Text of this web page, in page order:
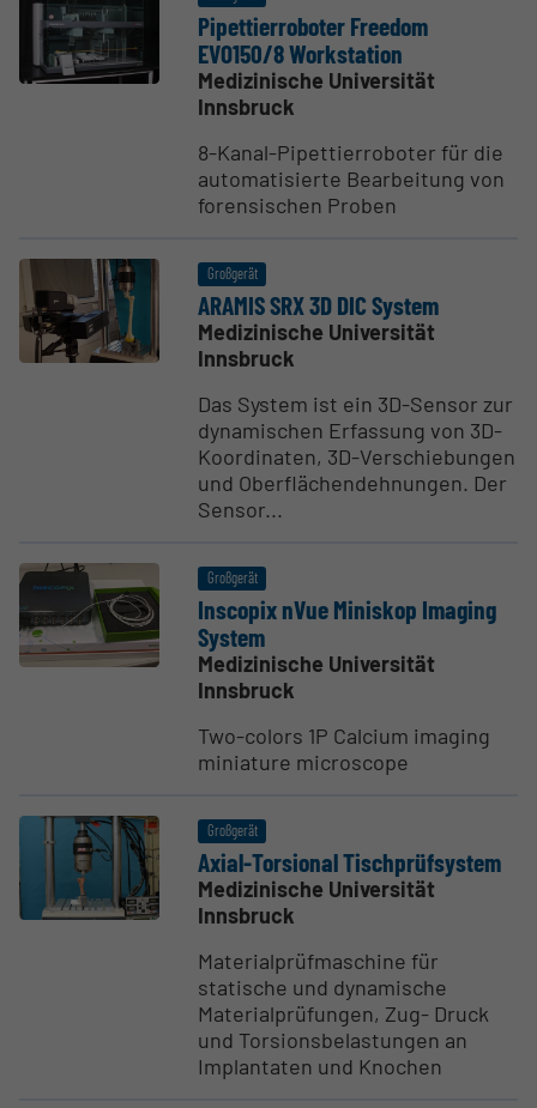
Pipet­tier­ro­boter Freedom
EVO150/8 Workstation
Medizinische Universität
Innsbruck
8-Kanal-Pipettierroboter für die
automatisierte Bearbeitung von
forensischen Proben
Großgerät
ARAMIS SRX 3D DIC System
Medizinische Universität
Innsbruck
Das System ist ein 3D-Sensor zur
dynamischen Erfassung von 3D-
Koordinaten, 3D-Verschiebungen
und Oberflächendehnungen. Der
Sensor...
Großgerät
Inscopix nVue Miniskop Imaging
System
Medizinische Universität
Innsbruck
Two-colors 1P Calcium imaging
miniature microscope
Großgerät
Axial-Torsional Tisch­prüf­system
Medizinische Universität
Innsbruck
Materialprüfmaschine für
statische und dynamische
Materialprüfungen, Zug- Druck
und Torsionsbelastungen an
Implantaten und Knochen